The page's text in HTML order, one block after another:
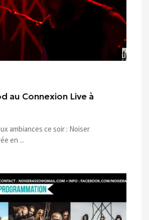
au Connexion Live à
ambiances ce soir : Noiser
en ...